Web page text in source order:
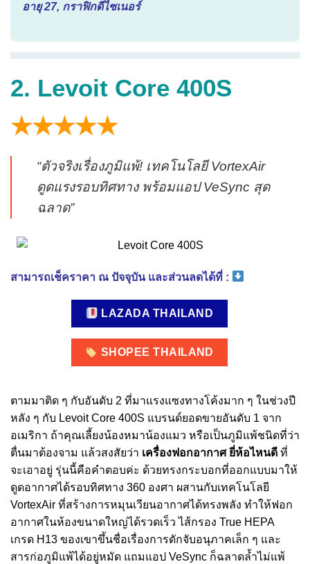
อายุ 27, กราฟิกดีไซเนอร์
2. Levoit Core 400S
★★★★★
“ตัวจริงเรื่องภูมิแพ้! เทคโนโลยี VortexAir
ดูดแรงรอบทิศทาง พร้อมแอป VeSync สุด
ฉลาด”
สามารถเช็คราคา ณ ปัจจุบัน และส่วนลดได้ที่ :
LAZADA THAILAND
SHOPEE THAILAND
ตามมาติด ๆ กับอันดับ 2 ที่มาแรงแซงทางโค้งมาก ๆ ในช่วงปี
หลัง ๆ กับ Levoit Core 400S แบรนด์ยอดขายอันดับ 1 จาก
อเมริกา ถ้าคุณเลี้ยงน้องหมาน้องแมว หรือเป็นภูมิแพ้ชนิดที่ว่า
ตื่นมาต้องจาม แล้วสงสัยว่า เครื่องฟอกอากาศ ยี่ห้อไหนดี ที่
จะเอาอยู่ รุ่นนี้คือคำตอบค่ะ ด้วยทรงกระบอกที่ออกแบบมาให้
ดูดอากาศได้รอบทิศทาง 360 องศา ผสานกับเทคโนโลยี
VortexAir ที่สร้างการหมุนเวียนอากาศได้ทรงพลัง ทำให้ฟอก
อากาศในห้องขนาดใหญ่ได้รวดเร็ว ไส้กรอง True HEPA
เกรด H13 ของเขาขึ้นชื่อเรื่องการดักจับอนุภาคเล็ก ๆ และ
สารก่อภูมิแพ้ได้อยู่หมัด แถมแอป VeSync ก็ฉลาดล้ำไม่แพ้